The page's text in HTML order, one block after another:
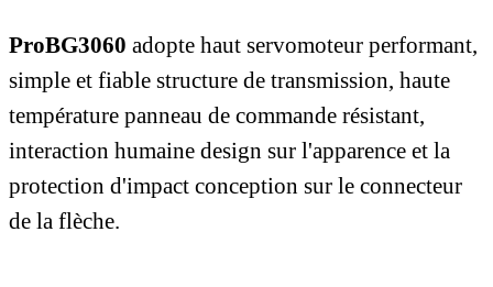
ProBG3060 adopte haut servomoteur performant,
simple et fiable structure de transmission, haute
température panneau de commande résistant,
interaction humaine design sur l'apparence et la
protection d'impact conception sur le connecteur
de la flèche.